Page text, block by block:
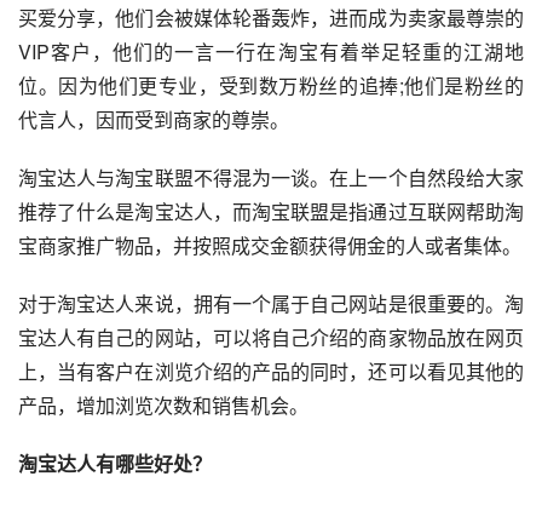
买爱分享，他们会被媒体轮番轰炸，进而成为卖家最尊崇的
VIP客户，他们的一言一行在淘宝有着举足轻重的江湖地
位。因为他们更专业，受到数万粉丝的追捧;他们是粉丝的
代言人，因而受到商家的尊崇。
淘宝达人与淘宝联盟不得混为一谈。在上一个自然段给大家
推荐了什么是淘宝达人，而淘宝联盟是指通过互联网帮助淘
宝商家推广物品，并按照成交金额获得佣金的人或者集体。
对于淘宝达人来说，拥有一个属于自己网站是很重要的。淘
宝达人有自己的网站，可以将自己介绍的商家物品放在网页
上，当有客户在浏览介绍的产品的同时，还可以看见其他的
产品，增加浏览次数和销售机会。
淘宝达人有哪些好处？